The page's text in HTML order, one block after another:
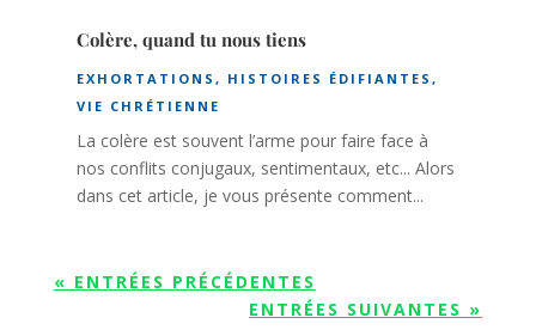
Colère, quand tu nous tiens
EXHORTATIONS , HISTOIRES ÉDIFIANTES ,
VIE CHRÉTIENNE
La colère est souvent l’arme pour faire face à
nos conflits conjugaux, sentimentaux, etc... Alors
dans cet article, je vous présente comment...
« ENTRÉES PRÉCÉDENTES
ENTRÉES SUIVANTES »